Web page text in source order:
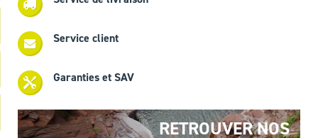
Service client
Garanties et SAV
RETROUVER NOS